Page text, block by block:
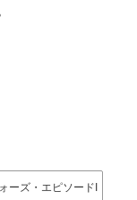
ーズ・エピソードI